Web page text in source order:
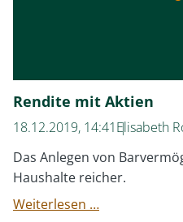
Rendite mit Aktien
18.12.2019, 14:41Elisabeth
Das Anlegen von
Haushalte reicher.
Weiterlesen …Rendite